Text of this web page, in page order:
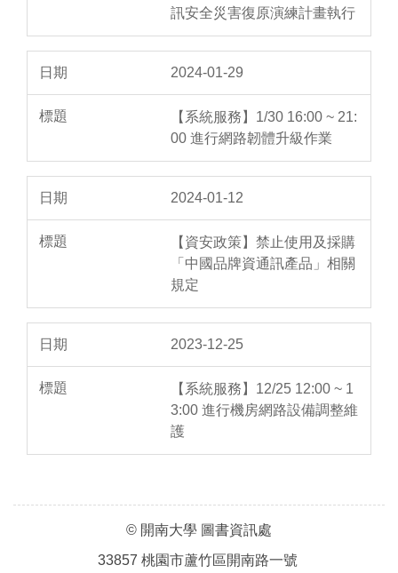
訊安全災害復原演練計畫執行
2024-01-29
【系統服務】1/30 16:00 ~ 21:
00 進行網路韌體升級作業
2024-01-12
【資安政策】禁止使用及採購
「中國品牌資通訊產品」相關
規定
2023-12-25
【系統服務】12/25 12:00 ~ 1
3:00 進行機房網路設備調整維
護
© 開南大學 圖書資訊處
33857 桃園市蘆竹區開南路一號